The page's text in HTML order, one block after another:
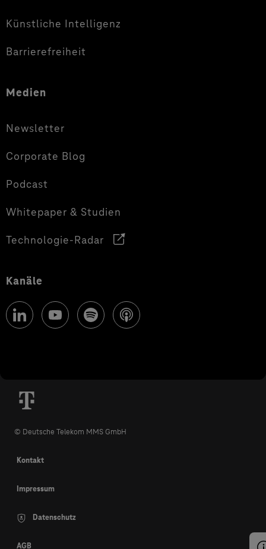
Künstliche Intelligenz
Barrierefreiheit
Medien
Newsletter
Corporate Blog
Podcast
Whitepaper & Studien
Technologie-Radar
Kanäle
© Deutsche Telekom MMS GmbH
Kontakt
Impressum
Datenschutz
AGB